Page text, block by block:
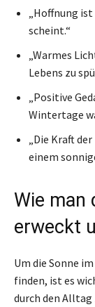
„Hoffnung
scheint.“
„Warmes
Lebens zu
„Positive
Wintertage
„Die Kraft
einem
Wie man
erweckt
Um die Sonne
finden, ist es
durch den Alltag